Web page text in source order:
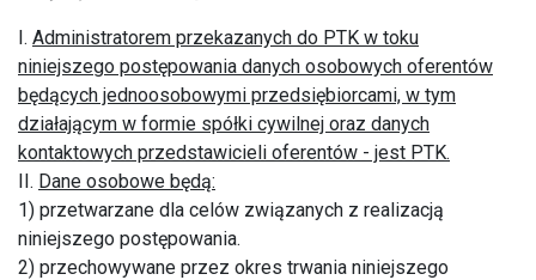
I. Administratorem przekazanych do PTK w toku
niniejszego postępowania danych osobowych oferentów
będących jednoosobowymi przedsiębiorcami, w tym
działającym w formie spółki cywilnej oraz danych
kontaktowych przedstawicieli oferentów - jest PTK.
II. Dane osobowe będą:
1) przetwarzane dla celów związanych z realizacją
niniejszego postępowania.
2) przechowywane przez okres trwania niniejszego